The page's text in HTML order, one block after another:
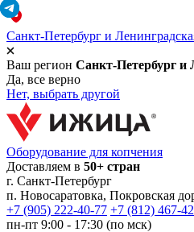
Санкт-Петербург и
Ваш регион Санкт-Петербург и
Да, все верно
Нет, выбрать другой
Оборудование для копчения
Доставляем в 50+ стран
г. Санкт-Петербург
п. Новосаратовка, Покровская
+7 (905) 222-40-77 +7 (812) 467-
пн-пт 9:00 - 17:30 (по мск)